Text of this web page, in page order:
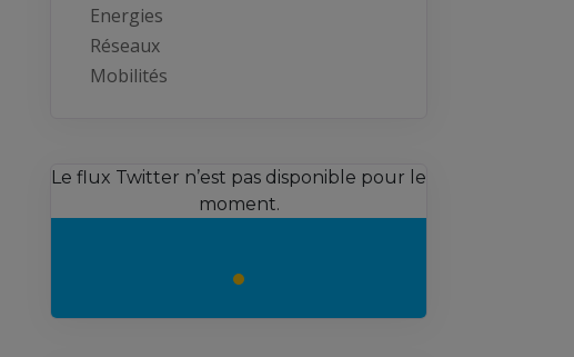
Energies
Réseaux
Mobilités
Le flux Twitter n’est pas disponible pour le
moment.